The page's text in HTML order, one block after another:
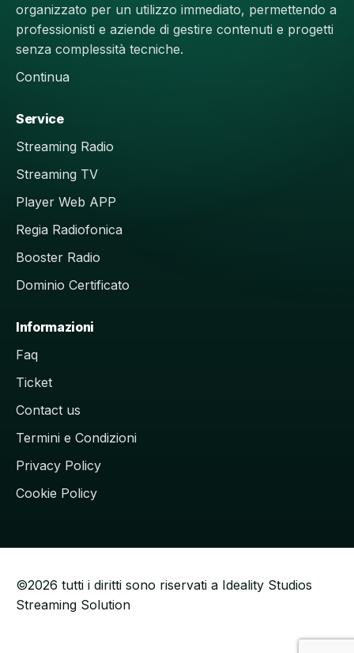
organizzato per un utilizzo immediato, permettendo a
professionisti e aziende di gestire contenuti e progetti
senza complessità tecniche.
Continua
Service
Streaming Radio
Streaming TV
Player Web APP
Regia Radiofonica
Booster Radio
Dominio Certificato
Informazioni
Faq
Ticket
Contact us
Termini e Condizioni
Privacy Policy
Cookie Policy
©2026 tutti i diritti sono riservati a Ideality Studios
Streaming Solution